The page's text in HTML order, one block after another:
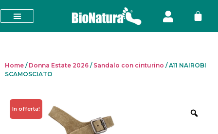
Home / Donna Estate 2026 / Sandalo con cinturino / A11 NAIROBI
SCAMOSCIATO
In offerta!